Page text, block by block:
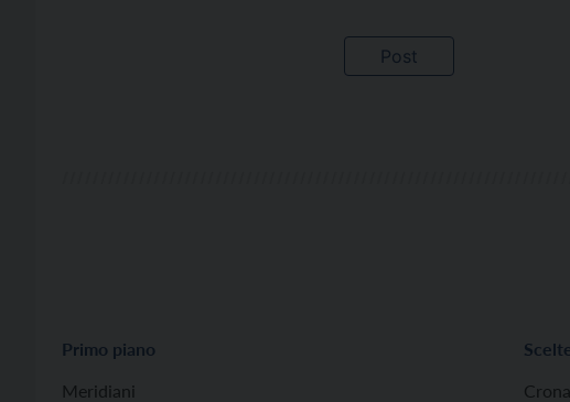
Primo piano
Meridiani